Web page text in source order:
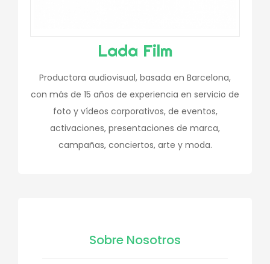
Lada Film
Productora audiovisual, basada en Barcelona,
con más de 15 años de experiencia en servicio de
foto y vídeos corporativos, de eventos,
activaciones, presentaciones de marca,
campañas, conciertos, arte y moda.
Sobre Nosotros